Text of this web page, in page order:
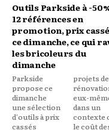
Outils Parkside à -
12 références en
promotion, prix
ce dimanche, ce qui
les bricoleurs du
dimanche
Parkside
propose ce
dimanche
une sélection
d'outils à prix
cassés
projets de
rénovation
eux-mêmes,
dans un
contexte où
le coût des